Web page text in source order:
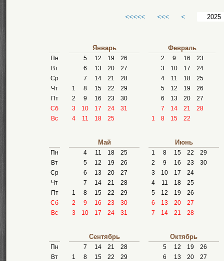
<<<<< <<< <
Пн
Вт
Ср
Чт
Пт
Сб
Вс
Январь
5 12 19
26
6
13 20
27
7
14 21
28
1
8 15 22
29
2
9 16 23
30
3
10 17 24
31
4
11 18 25
Февраль
2 9 16
23
3
10 17
24
4
11 18
25
5
12 19
26
6
13 20
27
7
14 21
28
1
8 15 22
Пн
Вт
Ср
Чт
Пт
Сб
Вс
Май
4 11 18
25
5
12 19
26
6
13 20
27
7
14 21
28
1
8 15 22
29
2
9 16 23
30
3
10 17 24 31
Июнь
1 8 15 22
29
2
9 16 23
30
3
10 17
24
4
11 18
25
5
12 19
26
6
13 20
27
7
14 21 28
Пн
Вт
Сентябрь
7 14 21
28
1
8 15 22
29
Октябрь
5 12 19
26
6
13 20
27